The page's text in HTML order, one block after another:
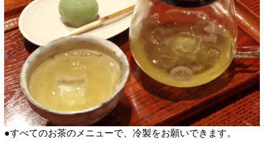
●すべてのお茶のメニューで、冷製をお願いできます。